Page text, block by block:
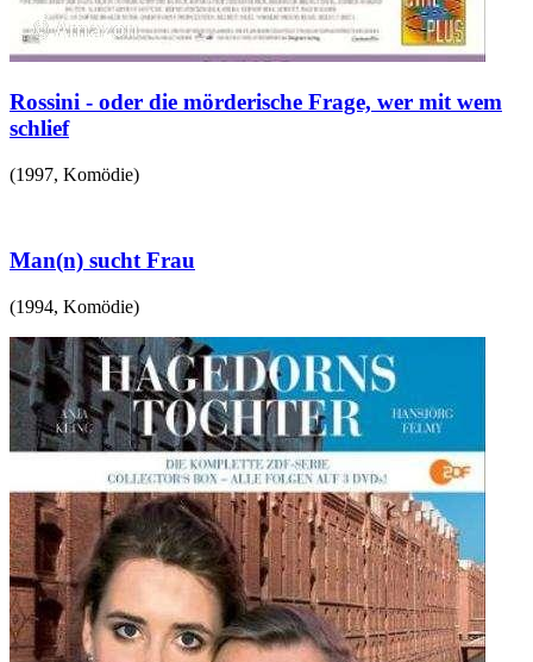
Rossini - oder die mörderische Frage, wer mit wem
schlief
(1997, Komödie)
Man(n) sucht Frau
(1994, Komödie)